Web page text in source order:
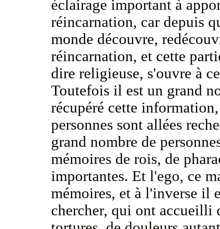
éclairage important à
réincarnation, car depuis
monde découvre,
réincarnation, et cette
dire religieuse, s'ouvre à
Toutefoisil est un grand
récupéré cette
personnes sont allées
grand nombre de
mémoires de rois, de
importantes. Et l'ego, ce
mémoires, et à l'inverse il
chercher, qui ont accueilli